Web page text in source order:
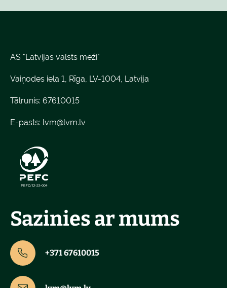
AS "Latvijas valsts meži"
Vaiņodes iela 1, Rīga, LV-1004, Latvija
Tālrunis: 67610015
E-pasts: lvm@lvm.lv
Sazinies ar mums
+371 67610015